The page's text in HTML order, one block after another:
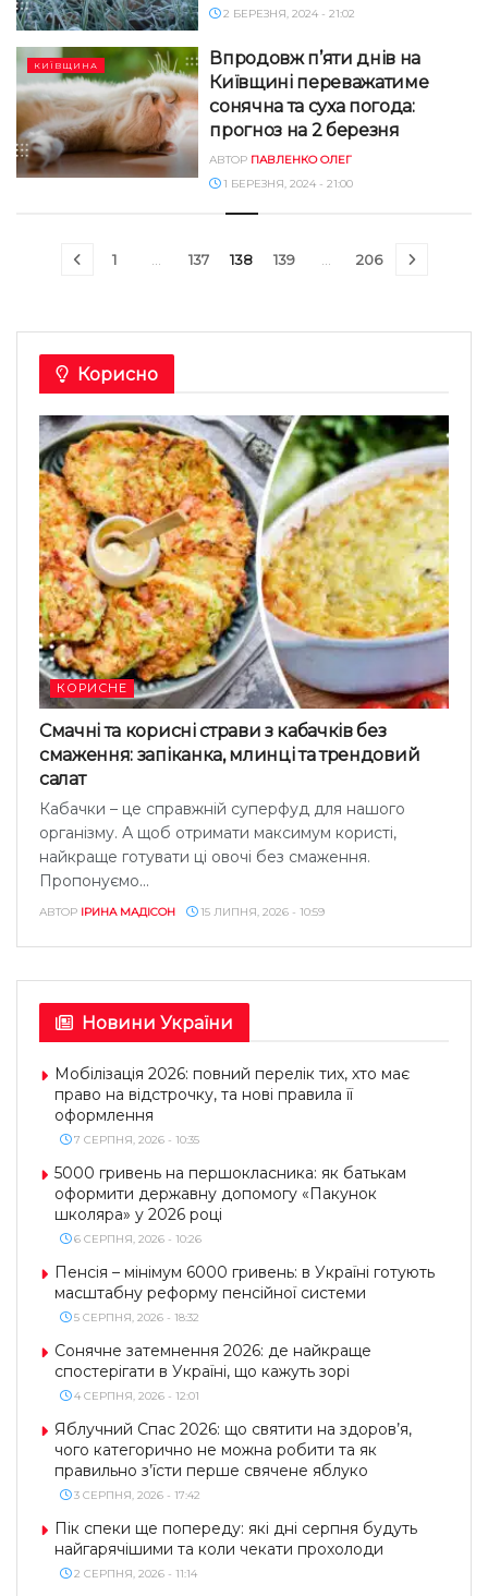
2 БЕРЕЗНЯ, 2024 - 21:02
КИЇВЩИНА
Впродовж п’яти днів на
Київщині переважатиме
сонячна та суха погода:
прогноз на 2 березня
АВТОР ПАВЛЕНКО ОЛЕГ
1 БЕРЕЗНЯ, 2024 - 21:00
1 … 137 138 139 … 206
Корисно
КОРИСНЕ
Смачні та корисні страви з кабачків без
смаження: запіканка, млинці та трендовий
салат
Кабачки – це справжній суперфуд для нашого
організму. А щоб отримати максимум користі,
найкраще готувати ці овочі без смаження.
Пропонуємо...
АВТОР ІРИНА МАДІСОН 15 ЛИПНЯ, 2026 - 10:59
Новини України
Мобілізація 2026: повний перелік тих, хто має
право на відстрочку, та нові правила її
оформлення
7 СЕРПНЯ, 2026 - 10:35
5000 гривень на першокласника: як батькам
оформити державну допомогу «Пакунок
школяра» у 2026 році
6 СЕРПНЯ, 2026 - 10:26
Пенсія – мінімум 6000 гривень: в Україні готують
масштабну реформу пенсійної системи
5 СЕРПНЯ, 2026 - 18:32
Сонячне затемнення 2026: де найкраще
спостерігати в Україні, що кажуть зорі
4 СЕРПНЯ, 2026 - 12:01
Яблучний Спас 2026: що святити на здоров’я,
чого категорично не можна робити та як
правильно з’їсти перше свячене яблуко
3 СЕРПНЯ, 2026 - 17:42
Пік спеки ще попереду: які дні серпня будуть
найгарячішими та коли чекати прохолоди
2 СЕРПНЯ, 2026 - 11:14